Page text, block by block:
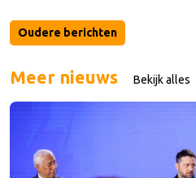
zo goed.
Oudere berichten
Meer nieuws Bekijk alles